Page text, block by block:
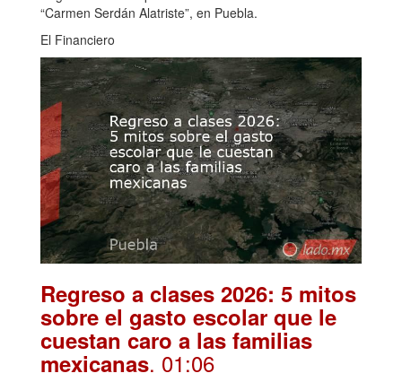
“Carmen Serdán Alatriste”, en Puebla.
El Financiero
Regreso a clases 2026: 5 mitos
sobre el gasto escolar que le
cuestan caro a las familias
mexicanas. 01:06